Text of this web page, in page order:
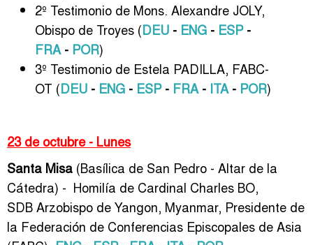
2º Testimonio de Mons. Alexandre JOLY,
Obispo de Troyes (DEU - ENG - ESP-
FRA- POR)
3º Testimonio de Estela PADILLA, FABC-
OT (DEU - ENG - ESP- FRA- ITA- POR)
23 de octubre - Lunes
Santa Misa (Basílica de San Pedro - Altar de la
Cátedra) - Homilía de Cardinal Charles BO,
SDBArzobispo de Yangon, Myanmar, Presidente de
la Federación de Conferencias Episcopales de Asia